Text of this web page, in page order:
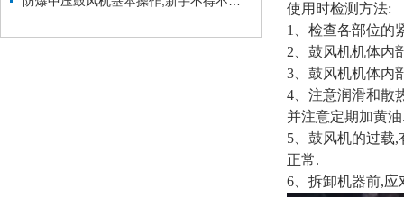
使用时检测方法:
1、检查各部位的
2、鼓风机机体内
3、鼓风机机体内
4、注意润滑和散
并注意定期加黄
5、鼓风机的过载
正常.
6、拆卸机器前,